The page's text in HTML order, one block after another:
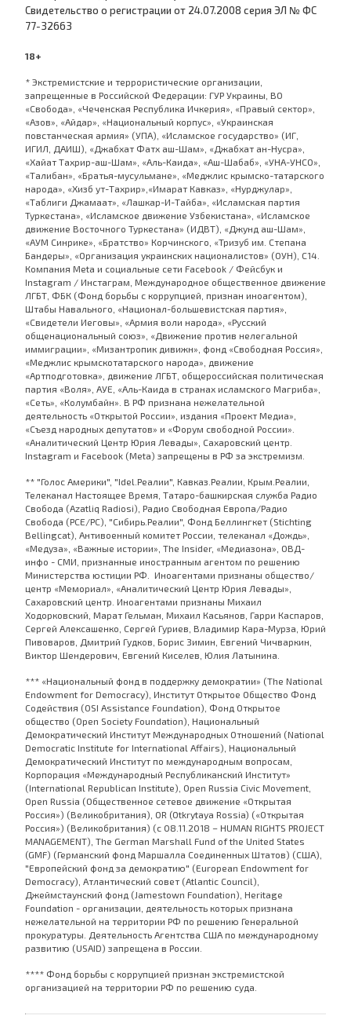
Cвидетельство о регистрации от 24.07.2008 серия ЭЛ № ФС
77-32663
18+
* Экстремистские и террористические организации,
запрещенные в Российской Федерации: ГУР Украины, ВО
«Свобода», «Чеченская Республика Ичкерия», «Правый сектор»,
«Азов», «Айдар», «Национальный корпус», «Украинская
повстанческая армия» (УПА), «Исламское государство» (ИГ,
ИГИЛ, ДАИШ), «Джабхат Фатх аш-Шам», «Джабхат ан-Нусра»,
«Хайат Тахрир-аш-Шам», «Аль-Каида», «Аш-Шабаб», «УНА-УНСО»,
«Талибан», «Братья-мусульмане», «Меджлис крымско-татарского
народа», «Хизб ут-Тахрир»,«Имарат Кавказ», «Нурджулар»,
«Таблиги Джамаат», «Лашкар-И-Тайба», «Исламская партия
Туркестана», «Исламское движение Узбекистана», «Исламское
движение Восточного Туркестана» (ИДВТ), «Джунд аш-Шам»,
«АУМ Синрике», «Братство» Корчинского, «Тризуб им. Степана
Бандеры», «Организация украинских националистов» (ОУН), С14.
Компания Meta и социальные сети Facebook / Фейсбук и
Instagram / Инстаграм, Международное общественное движение
ЛГБТ, ФБК (Фонд борьбы с коррупцией, признан иноагентом),
Штабы Навального, «Национал-большевистская партия»,
«Свидетели Иеговы», «Армия воли народа», «Русский
общенациональный союз», «Движение против нелегальной
иммиграции», «Мизантропик дивижн», фонд «Свободная Россия»,
«Меджлис крымскотатарского народа», движение
«Артподготовка», движение ЛГБТ, общероссийская политическая
партия «Воля», АУЕ, «Аль-Каида в странах исламского Магриба»,
«Сеть», «Колумбайн». В РФ признана нежелательной
деятельность «Открытой России», издания «Проект Медиа»,
«Съезд народных депутатов» и «Форум свободной России».
«Аналитический Центр Юрия Левады», Сахаровский центр.
Instagram и Facebook (Metа) запрещены в РФ за экстремизм.
** "Голос Америки", "Idel.Реалии", Кавказ.Реалии, Крым.Реалии,
Телеканал Настоящее Время, Татаро-башкирская служба Радио
Свобода (Azatliq Radiosi), Радио Свободная Европа/Радио
Свобода (PCE/PC), "Сибирь.Реалии", Фонд Беллингкет (Stichting
Bellingcat), Антивоенный комитет России, телеканал «Дождь»,
«Медуза», «Важные истории», The Insider, «Медиазона», ОВД-
инфо - СМИ, признанные иностранным агентом по решению
Министерства юстиции РФ. Иноагентами признаны общество/
центр «Мемориал», «Аналитический Центр Юрия Левады»,
Сахаровский центр. Иноагентами признаны Михаил
Ходорковский, Марат Гельман, Михаил Касьянов, Гарри Каспаров,
Сергей Алексашенко, Сергей Гуриев, Владимир Кара-Мурза, Юрий
Пивоваров, Дмитрий Гудков, Борис Зимин, Евгений Чичваркин,
Виктор Шендерович, Евгений Киселев, Юлия Латынина.
*** «Национальный фонд в поддержку демократии» (The National
Endowment for Democracy), Институт Открытое Общество Фонд
Содействия (OSI Assistance Foundation), Фонд Открытое
общество (Open Society Foundation), Национальный
Демократический Институт Международных Отношений (National
Democratic Institute for International Affairs), Национальный
Демократический Институт по международным вопросам,
Корпорация «Международный Республиканский Институт»
(International Republican Institute), Open Russia Civic Movement,
Open Russia (Общественное сетевое движение «Открытая
Россия») (Великобритания), OR (Otkrytaya Rossia) («Открытая
Россия») (Великобритания) (с 08.11.2018 – HUMAN RIGHTS PROJECT
MANAGEMENT), The German Marshall Fund of the United States
(GMF) (Германский фонд Маршалла Соединенных Штатов) (США),
"Европейский фонд за демократию" (European Endowment for
Democracy), Атлантический совет (Atlantic Council),
Джеймстаунский фонд (Jamestown Foundation), Heritage
Foundation - организации, деятельность которых признана
нежелательной на территории РФ по решению Генеральной
прокуратуры. Деятельность Агентства США по международному
развитию (USAID) запрещена в России.
**** Фонд борьбы с коррупцией признан экстремистской
организацией на территории РФ по решению суда.